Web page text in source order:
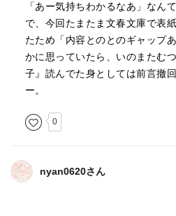
「あー気持ちわかるなあ」なん
で、今回たまたま文春文庫で表
たため「内容とのとのギャップ
かに思っていたら、いのまたむ
子』読んでた身としては前言撤
ー。
0
nyan0620さん